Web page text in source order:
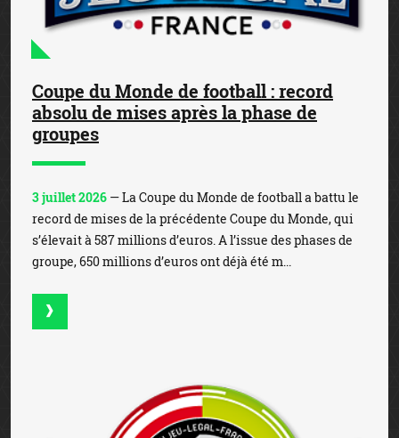
Coupe du Monde de football : record
absolu de mises après la phase de
groupes
3 juillet 2026 — La Coupe du Monde de football a battu le
record de mises de la précédente Coupe du Monde, qui
s’élevait à 587 millions d’euros. A l’issue des phases de
groupe, 650 millions d’euros ont déjà été m...